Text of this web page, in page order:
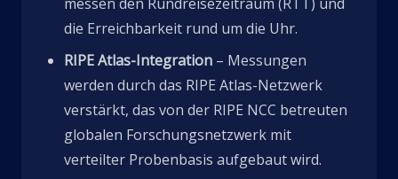
die Erreichbarkeit rund um die Uhr.
RIPE Atlas-Integration – Messungen
werden durch das RIPE Atlas-Netzwerk
verstärkt, das von der RIPE NCC betreuten
globalen Forschungsnetzwerk mit
verteilter Probenbasis aufgebaut wird.